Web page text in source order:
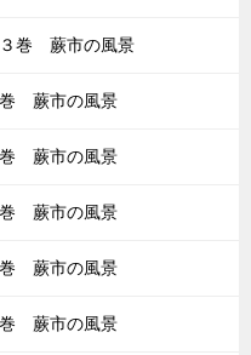
巻 蕨市の風景
蕨市の風景
蕨市の風景
蕨市の風景
蕨市の風景
蕨市の風景